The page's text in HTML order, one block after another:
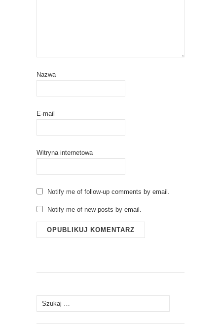
Nazwa
E-mail
Witryna internetowa
Notify me of follow-up comments by email.
Notify me of new posts by email.
Szukaj: